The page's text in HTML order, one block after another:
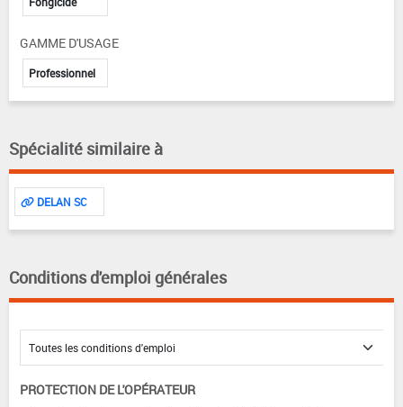
GAMME D'USAGE
Professionnel
Spécialité similaire à
DELAN SC
Conditions d'emploi générales
PROTECTION DE L'OPÉRATEUR